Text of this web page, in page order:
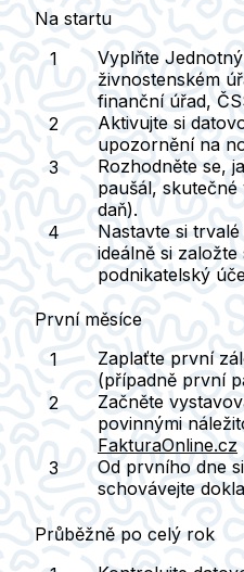
Na startu
Vyplňte
živnostenském
finanční úřad,
Aktivujte si
upozornění na
Rozhodněte se,
paušál,
daň).
Nastavte si
ideálně si
podnikatelský
První měsíce
Zaplaťte první
(případně první
Začněte
povinnými
FakturaOnline.cz
Od prvního dne si
schovávejte
Průběžně po celý rok